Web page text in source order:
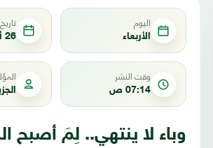
اليوم
الأربعاء 26 أبريل 2023
وقت النشر
07:14 ص
وباء لا ينتهي.. لِمَ أصبح